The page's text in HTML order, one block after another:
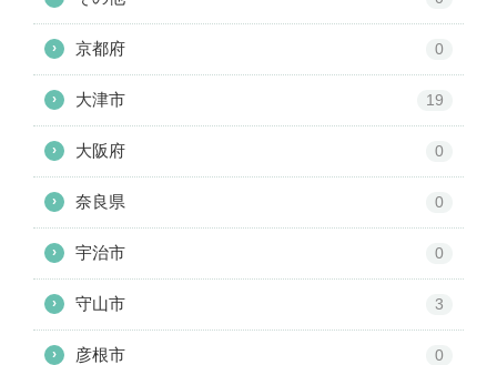
› 京都府 0
› 大津市 19
› 大阪府 0
› 奈良県 0
› 宇治市 0
› 守山市 3
› 彦根市 0